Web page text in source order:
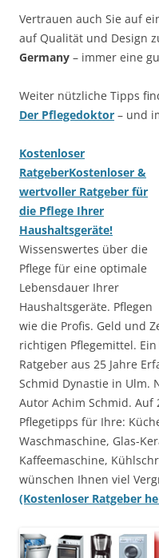
Vertrauen auch Sie auf
auf Qualität und Design
Germany – immer eine
Weiter nützliche Tipps
Der Pflegedoktor – und
Kostenloser
RatgeberKostenloser &
wertvoller Ratgeber für
die Pflege Ihrer
Haushaltsgeräte!
Wissenswertes über die
Pflege für eine optimale
Lebensdauer Ihrer
Haushaltsgeräte. Pflegen
wie die Profis. Geld und
richtigen Pflegemittel.
Ratgeber aus 25 Jahre
Schmid Dynastie in Ulm.
Autor Achim Schmid. Auf
Pflegetipps für Ihre:
Waschmaschine, Glas-
Kaffeemaschine,
wünschen Ihnen viel
(Kostenloser Ratgeber